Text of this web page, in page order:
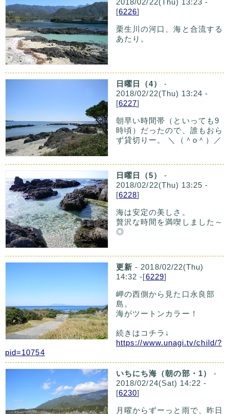
2018/02/22(Thu) 13:23 -
[6226]
栗生川の河口、海と合流する
あたり。
日曜日（4）
-
2018/02/22(Thu) 13:24 -
[6227]
朝早い時間帯（といっても9
時頃）だったので、誰もおら
ず貸切りー。 ＼（＾o＾）／
日曜日（5）
-
2018/02/22(Thu) 13:25 -
[6228]
海は安定の美しさ。
贅沢な時間を満喫しました～
◎
更新 - 2018/02/22(Thu)
14:32 -[6229]
岬の西側から見た口永良部
島。
海がツートンカラー！
続きはコチラ↓
https://www.unagi.tv/child/?
pid=10754
いちにち海（朝の部・1）
-
2018/02/24(Sat) 14:22 -
[6230]
月曜からずーっと雨で、昨日